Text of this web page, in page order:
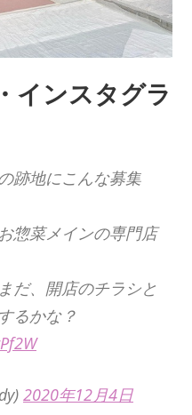
インスタグラ
跡地にこんな募集
惣菜メインの専門店
だ、開店のチラシと
るかな？
2020年12月4日